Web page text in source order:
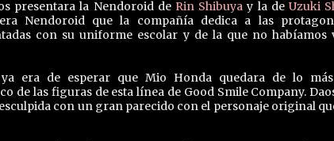
presentara la Nendoroid de Rin Shibuya y la deUzuki
Nendoroid que la compañía dedica a las
con su uniforme escolar y de la que no
era de esperar que Mio Honda quedara de lo más
de las figuras de esta línea de Good Smile Company.
con un gran parecido con el personaje original